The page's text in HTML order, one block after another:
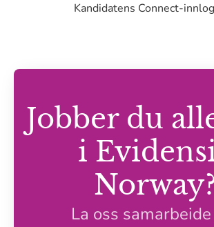
Kandidatens Connect-
Jobber du
i
Norway?
La oss